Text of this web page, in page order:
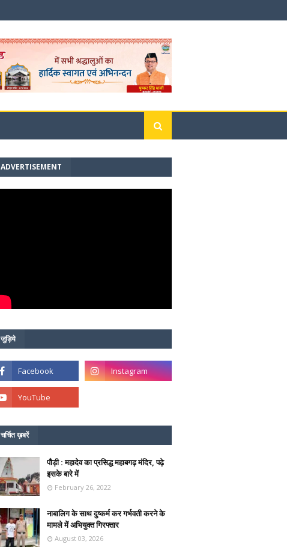
ADVERTISEMENT
जुड़िये
चर्चित ख़बरें
पौड़ी : महादेव का प्रसिद्ध महाबगढ़ मंदिर, पढ़े
इसके बारे में
February 26, 2022
नाबालिग के साथ दुष्कर्म कर गर्भवती करने के
मामले में अभियुक्त गिरफ्तार
August 03, 2026